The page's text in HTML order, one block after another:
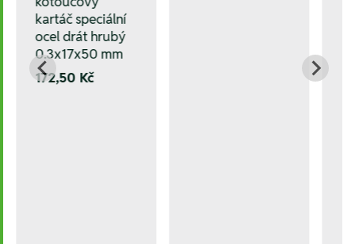
kartáč speciální
ocel drát hrubý
0.3x17x50 mm
172,50 Kč